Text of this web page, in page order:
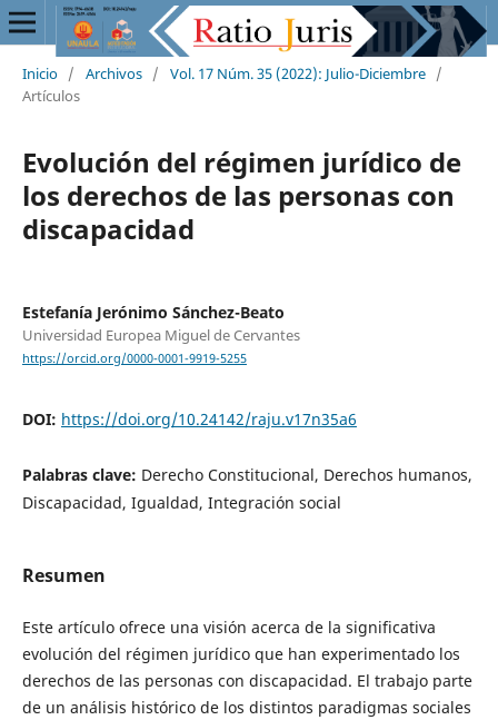
Inicio / Archivos / Vol. 17 Núm. 35 (2022): Julio-Diciembre /
Artículos
Evolución del régimen jurídico de
los derechos de las personas con
discapacidad
Estefanía Jerónimo Sánchez-Beato
Universidad Europea Miguel de Cervantes
https://orcid.org/0000-0001-9919-5255
DOI: https://doi.org/10.24142/raju.v17n35a6
Palabras clave: Derecho Constitucional, Derechos humanos,
Discapacidad, Igualdad, Integración social
Resumen
Este artículo ofrece una visión acerca de la significativa
evolución del régimen jurídico que han experimentado los
derechos de las personas con discapacidad. El trabajo parte
de un análisis histórico de los distintos paradigmas sociales